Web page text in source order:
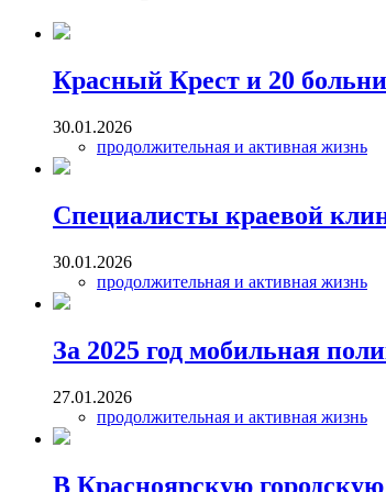
Красный Крест и 20
30.01.2026
продолжительная и активная жизнь
Специалисты краевой
30.01.2026
продолжительная и активная жизнь
За 2025 год мобильная
27.01.2026
продолжительная и активная жизнь
В Красноярскую